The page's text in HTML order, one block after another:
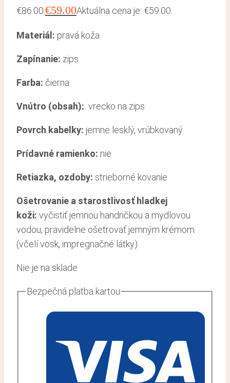
€86.00.€59.00Aktuálna cena je: €59.00.
Materiál: pravá koža
Zapínanie: zips
Farba: čierna
Vnútro (obsah): vrecko na zips
Povrch kabelky: jemne lesklý, vrúbkovaný
Prídavné ramienko: nie
Retiazka, ozdoby: strieborné kovanie
Ošetrovanie a starostlivosť hladkej
koži: vyčistiť jemnou handričkou a mydlovou
vodou, pravidelne ošetrovať jemným krémom
(včelí vosk, impregnačné látky)
Nie je na sklade
Bezpečná platba kartou